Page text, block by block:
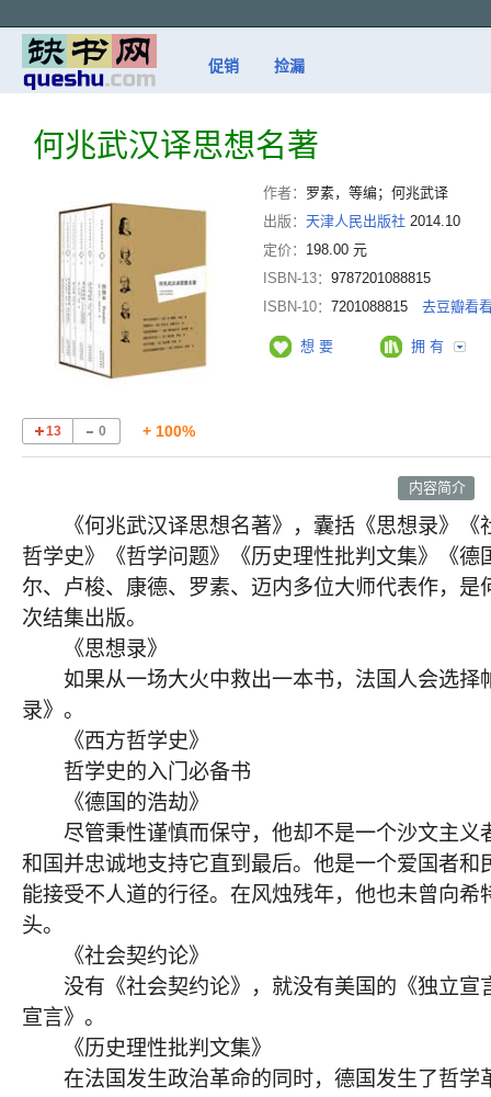
促销 捡漏
何兆武汉译思想名著
作者： 罗素，等编；何兆武译
出版： 天津人民出版社 2014.10
定价： 198.00 元
ISBN-13： 9787201088815
ISBN-10： 7201088815 去豆瓣看
想 要 拥 有
13 0 + 100%
内容简介
《何兆武汉译思想名著》，囊括《思想录》《
哲学史》《哲学问题》《历史理性批判文集》《德
尔、卢梭、康德、罗素、迈内多位大师代表作，是
次结集出版。
《思想录》
如果从一场大火中救出一本书，法国人会选择
录》。
《西方哲学史》
哲学史的入门必备书
《德国的浩劫》
尽管秉性谨慎而保守，他却不是一个沙文主义
和国并忠诚地支持它直到最后。他是一个爱国者和
能接受不人道的行径。在风烛残年，他也未曾向希
头。
《社会契约论》
没有《社会契约论》，就没有美国的《独立宣
宣言》。
《历史理性批判文集》
在法国发生政治革命的同时，德国发生了哲学